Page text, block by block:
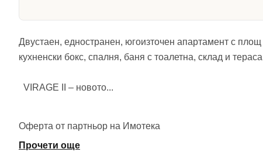
Двустаен, едностранен, югоизточен апартамент с
кухненски бокс, спалня, баня с тоалетна, склад и
VIRAGE II – новото...
Оферта от партньор на Имотека
Прочети още